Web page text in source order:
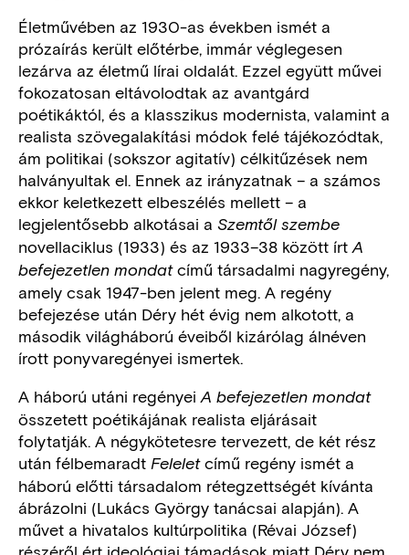
Életművében az 1930-as években ismét a
prózaírás került előtérbe, immár véglegesen
lezárva az életmű lírai oldalát. Ezzel együtt művei
fokozatosan eltávolodtak az avantgárd
poétikáktól, és a klasszikus modernista, valamint a
realista szövegalakítási módok felé tájékozódtak,
ám politikai (sokszor agitatív) célkitűzések nem
halványultak el. Ennek az irányzatnak – a számos
ekkor keletkezett elbeszélés mellett – a
legjelentősebb alkotásai a Szemtől szembe
novellaciklus (1933) és az 1933–38 között írt A
befejezetlen mondatcímű társadalmi nagyregény,
amely csak 1947-ben jelent meg. A regény
befejezése után Déry hét évig nem alkotott, a
második világháború éveiből kizárólag álnéven
írott ponyvaregényei ismertek.
A háború utáni regényei A befejezetlen mondat
összetett poétikájának realista eljárásait
folytatják. A négykötetesre tervezett, de két rész
után félbemaradt Feleletcímű regény ismét a
háború előtti társadalom rétegzettségét kívánta
ábrázolni (Lukács György tanácsai alapján). A
művet a hivatalos kultúrpolitika (Révai József)